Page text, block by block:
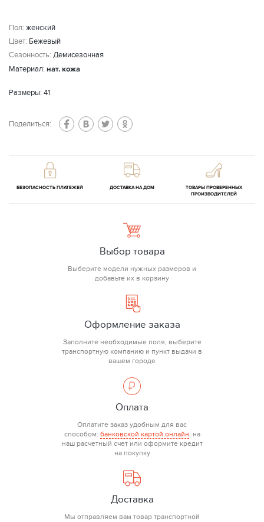
Пол: женский
Цвет: Бежевый
Сезонность: Демисезонная
Материал: нат. кожа
Размеры: 41
Поделиться:
БЕЗОПАСНОСТЬ ПЛАТЕЖЕЙ ДОСТАВКА НА ДОМ
ТОВАРЫ ПРОВЕРЕННЫХ
ПРОИЗВОДИТЕЛЕЙ
Выбор товара
Выберите модели нужных размеров и
добавьте их в корзину
Оформление заказа
Заполните необходимые поля, выберите
транспортную компанию и пункт выдачи в
вашем городе
Оплата
Оплатите заказ удобным для вас
способом: банковской картой онлайн , на
наш расчетный счет или оформите кредит
на покупку
Доставка
Мы отправляем вам товар транспортной